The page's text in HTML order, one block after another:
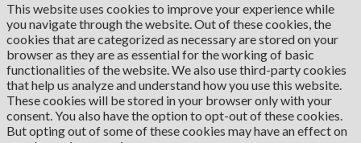
This website uses cookies to improve your experience while
you navigate through the website. Out of these cookies, the
cookies that are categorized as necessary are stored on your
browser as they are as essential for the working of basic
functionalities of the website. We also use third-party cookies
that help us analyze and understand how you use this website.
These cookies will be stored in your browser only with your
consent. You also have the option to opt-out of these cookies.
But opting out of some of these cookies may have an effect on